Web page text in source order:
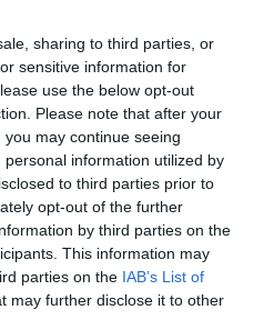
sharing to third parties, or
sensitive information for
use the below opt-out
Please note that after your
may continue seeing
information utilized by
to third parties prior to
opt-out of the further
by third parties on the
This information may
parties on the IAB’s List of
may further disclose it to other
come la tecnologia sta
degli eventi live
2026